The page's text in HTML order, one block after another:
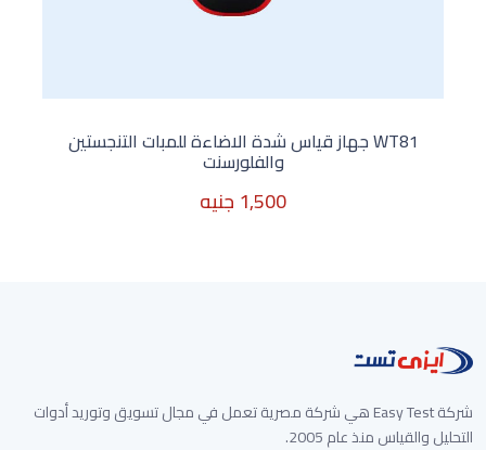
WT81 جهاز قياس شدة الاضاءة للمبات التنجستين
والفلورسنت
1,500 جنيه
شركة Easy Test هي شركة مصرية تعمل في مجال تسويق وتوريد أدوات
التحليل والقياس منذ عام 2005.